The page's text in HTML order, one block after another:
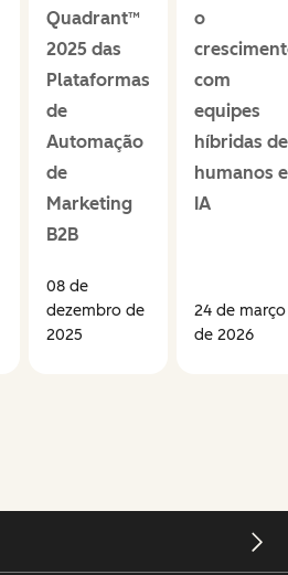
Quadrant™
2025 das
Plataformas
de
Automação
de
Marketing
B2B
08 de
dezembro de
2025
o
com
equipes
híbridas de
humanos e
IA
24 de março
de 2026